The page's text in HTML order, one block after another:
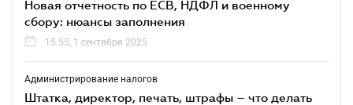
Новая отчетность по ЕСВ, НДФЛ и военному
сбору: нюансы заполнения
15.55, 1 сентября 2025
Администрирование налогов
Штатка, директор, печать, штрафы – что делать